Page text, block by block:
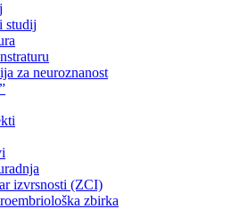
studij
za neuroznanost
izvrsnosti (ZCI)
zbirka